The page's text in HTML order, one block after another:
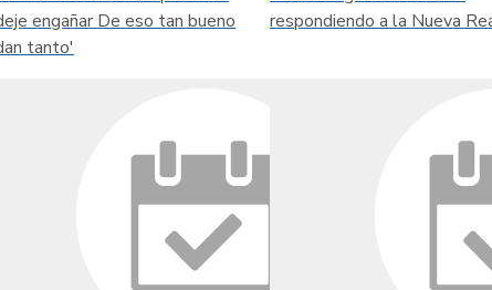
engañar De eso tan bueno
tanto'
respondiendo a la Nueva